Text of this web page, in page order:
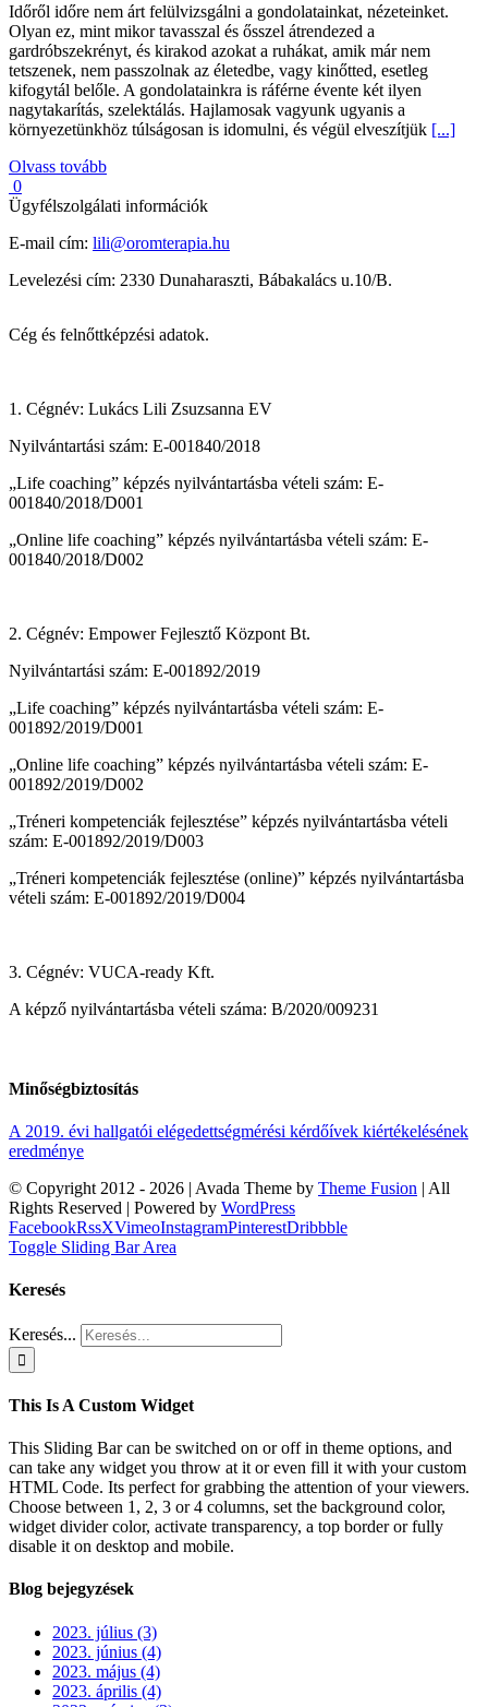
Időről időre nem árt felülvizsgálni a gondolatainkat, nézeteinket.
Olyan ez, mint mikor tavasszal és ősszel átrendezed a
gardróbszekrényt, és kirakod azokat a ruhákat, amik már nem
tetszenek, nem passzolnak az életedbe, vagy kinőtted, esetleg
kifogytál belőle. A gondolatainkra is ráférne évente két ilyen
nagytakarítás, szelektálás. Hajlamosak vagyunk ugyanis a
környezetünkhöz túlságosan is idomulni, és végül elveszítjük [...]
Olvass tovább
0
Ügyfélszolgálati információk
E-mail cím: lili@oromterapia.hu
Levelezési cím: 2330 Dunaharaszti, Bábakalács u.10/B.
Cég és felnőttképzési adatok.
1. Cégnév: Lukács Lili Zsuzsanna EV
Nyilvántartási szám: E-001840/2018
„Life coaching” képzés nyilvántartásba vételi szám: E-
001840/2018/D001
„Online life coaching” képzés nyilvántartásba vételi szám: E-
001840/2018/D002
2. Cégnév: Empower Fejlesztő Központ Bt.
Nyilvántartási szám: E-001892/2019
„Life coaching” képzés nyilvántartásba vételi szám: E-
001892/2019/D001
„Online life coaching” képzés nyilvántartásba vételi szám: E-
001892/2019/D002
„Tréneri kompetenciák fejlesztése” képzés nyilvántartásba vételi
szám: E-001892/2019/D003
„Tréneri kompetenciák fejlesztése (online)” képzés nyilvántartásba
vételi szám: E-001892/2019/D004
3. Cégnév: VUCA-ready Kft.
A képző nyilvántartásba vételi száma: B/2020/009231
Minőségbiztosítás
A 2019. évi hallgatói elégedettségmérési kérdőívek kiértékelésének
eredménye
© Copyright 2012 - 2026 | Avada Theme by Theme Fusion | All
Rights Reserved | Powered by WordPress
FacebookRssXVimeoInstagramPinterestDribbble
Toggle Sliding Bar Area
Keresés
Keresés...
This Is A Custom Widget
This Sliding Bar can be switched on or off in theme options, and
can take any widget you throw at it or even fill it with your custom
HTML Code. Its perfect for grabbing the attention of your viewers.
Choose between 1, 2, 3 or 4 columns, set the background color,
widget divider color, activate transparency, a top border or fully
disable it on desktop and mobile.
Blog bejegyzések
2023. július (3)
2023. június (4)
2023. május (4)
2023. április (4)